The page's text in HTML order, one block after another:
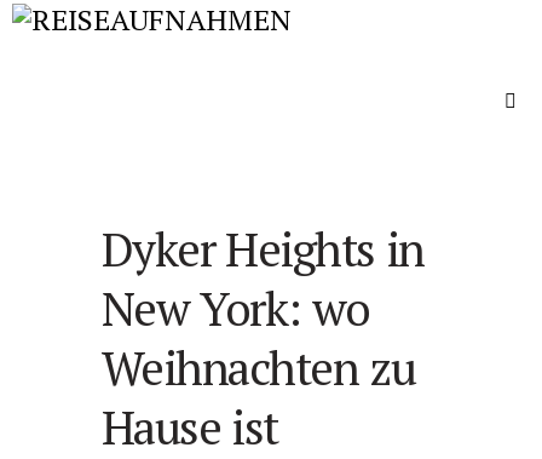
Dyker Heights in
New York: wo
Weihnachten zu
Hause ist